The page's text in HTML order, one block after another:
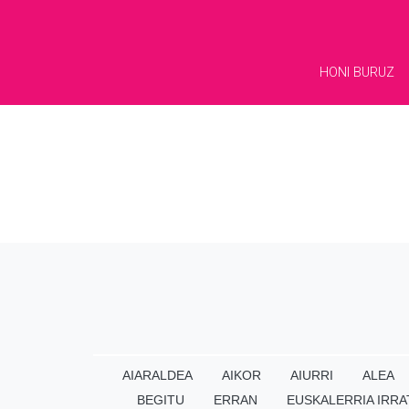
HONI BURUZ
AIARALDEA AIKOR AIURRI ALEA
BEGITU
ERRAN EUSKALERRIA